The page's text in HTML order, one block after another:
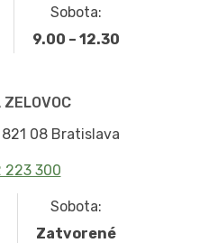
Sobota:
9.00 – 12.30
821 08 Bratislava
223 300
Sobota:
Zatvorené